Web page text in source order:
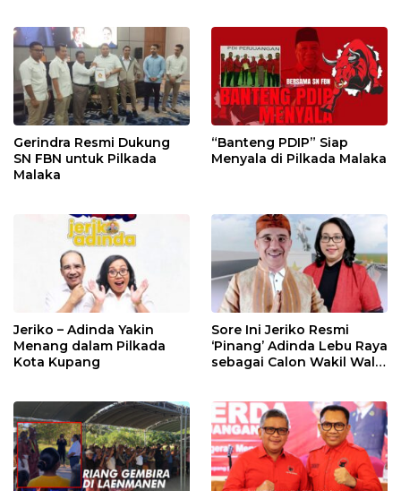
Gerindra Resmi Dukung
SN FBN untuk Pilkada
Malaka
“Banteng PDIP” Siap
Menyala di Pilkada Malaka
Jeriko – Adinda Yakin
Menang dalam Pilkada
Kota Kupang
Sore Ini Jeriko Resmi
‘Pinang’ Adinda Lebu Raya
sebagai Calon Wakil Wali